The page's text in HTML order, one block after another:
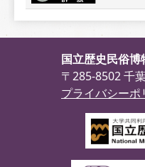
国立歴史民俗博
〒285-8502 千
プライバシーポ